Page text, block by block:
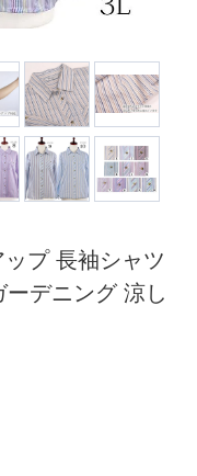
プ 長袖シャツ
デニング 涼し